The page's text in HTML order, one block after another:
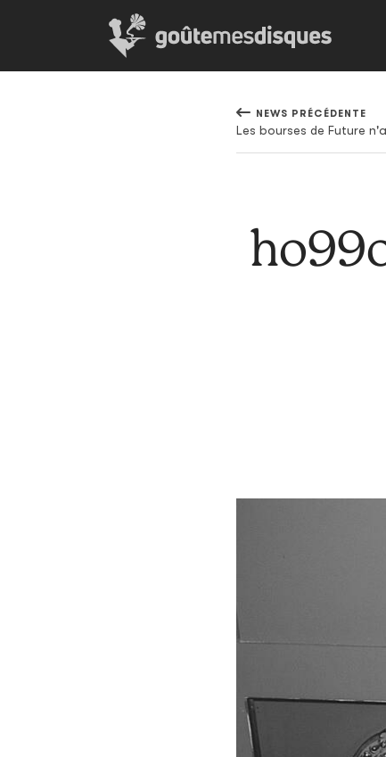
NEWS PRÉCÉDENTE
Les bourses de Future